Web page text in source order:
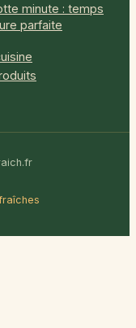
minute : temps
parfaite